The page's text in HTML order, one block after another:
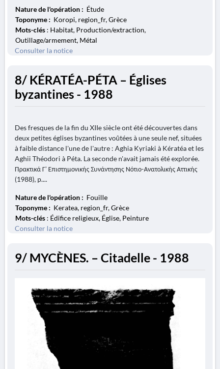
Nature de l'opération : Étude
Toponyme : Koropi, region_fr, Grèce
Mots-clés : Habitat, Production/extraction,
Outillage/armement, Métal
Consulter la notice
8/ KÉRATÉA-PÉTA – Églises
byzantines - 1988
Des fresques de la fin du XIIe siècle ont été découvertes dans
deux petites églises byzantines voûtées à une seule nef, situées
à faible distance l'une de l'autre : Aghia Kyriaki à Kératéa et les
Aghii Théodori à Péta. La seconde n'avait jamais été explorée.
Πρακτικά Γ' Επιστημονικής Συνάντησης Νότιο-Ανατολικής Αττικής
(1988), p....
Nature de l'opération : Fouille
Toponyme : Keratea, region_fr, Grèce
Mots-clés : Édifice religieux, Église, Peinture
Consulter la notice
9/ MYCÈNES. – Citadelle - 1988